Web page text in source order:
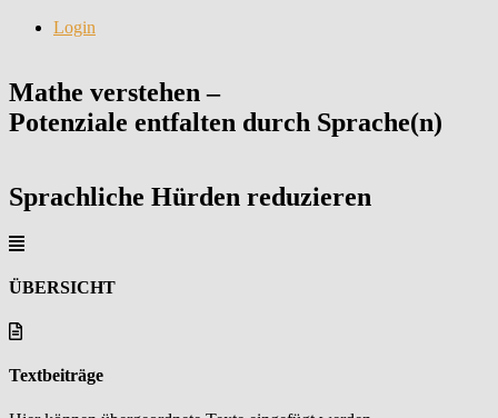
Login
Mathe verstehen –
Potenziale entfalten durch Sprache(n)
Sprachliche Hürden reduzieren
ÜBERSICHT
Textbeiträge